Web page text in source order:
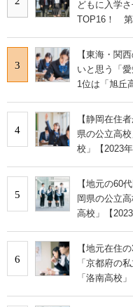
どもに入学
TOP16！ 第
3
【東海・関
いと思う「
1位は「旭丘
4
【静岡在住
県の公立高
校」【2023
5
【地元の60
岡県の公立
高校」【
6
【地元在住
「京都府の
「洛南高校